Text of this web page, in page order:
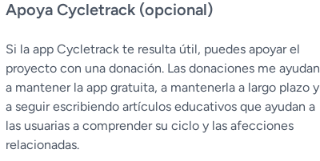
Apoya Cycletrack (opcional)
Si la app Cycletrack te resulta útil, puedes apoyar el
proyecto con una donación. Las donaciones me ayudan
a mantener la app gratuita, a mantenerla a largo plazo y
a seguir escribiendo artículos educativos que ayudan a
las usuarias a comprender su ciclo y las afecciones
relacionadas.